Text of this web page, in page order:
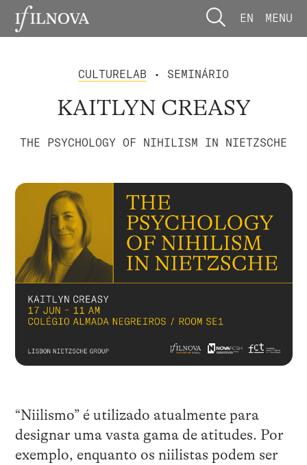
EN MENU
CULTURELAB • SEMINÁRIO
KAITLYN CREASY
THE PSYCHOLOGY OF NIHILISM IN NIETZSCHE
“Niilismo” é utilizado atualmente para
designar uma vasta gama de atitudes. Por
exemplo, enquanto os niilistas podem ser